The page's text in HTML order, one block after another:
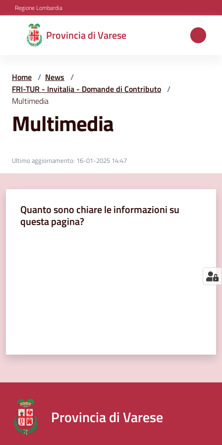
Vai al contenuto
Vai alla navigazione
Vai al footer
Regione Lombardia
Provincia di Varese
Provincia
di
Aree
tematiche
Amministrazione
segnalazioni
Home / News /
FRI-TUR - Invitalia - Domande di Contributo /
Multimedia
Multimedia
Ultimo aggiornamento: 16-01-2025 14:47
Quanto sono chiare le informazioni su
questa pagina?
Provincia di Varese